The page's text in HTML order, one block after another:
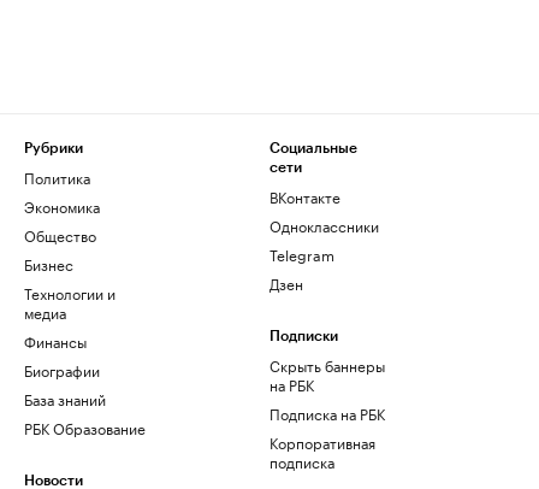
Рубрики
Политика
Экономика
Общество
Бизнес
Технологии и
медиа
Финансы
Биографии
База знаний
РБК Образование
Новости
Социальные
сети
ВКонтакте
Одноклассники
Telegram
Дзен
Подписки
Скрыть баннеры
на РБК
Подписка на РБК
Корпоративная
подписка